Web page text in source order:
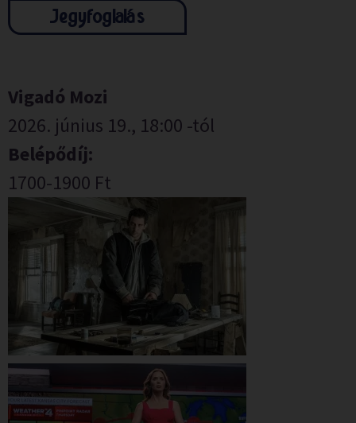
Jegyfoglalás
Vigadó Mozi
2026. június 19., 18:00 -tól
Belépődíj:
1700-1900 Ft